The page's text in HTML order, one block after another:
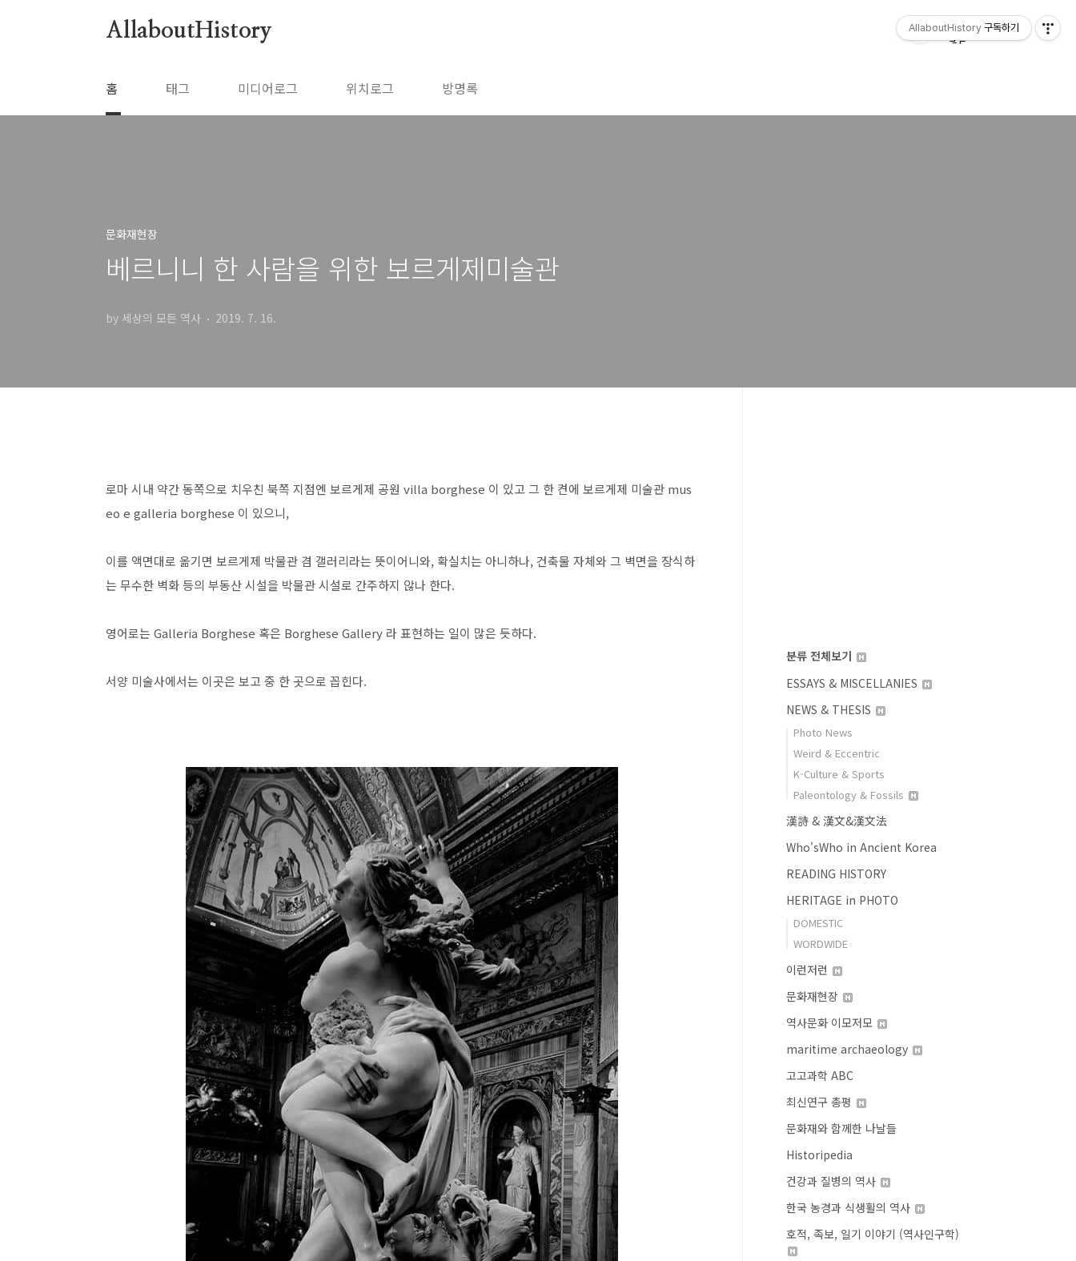
AllaboutHistory
홈 태그 미디어로그 위치로그 방명록
문화재현장
베르니니 한 사람을 위한 보르게제미술관
by 세상의 모든 역사 2019. 7. 16.
로마 시내 약간 동쪽으로 치우친 북쪽 지점엔 보르게제 공원 villa borghese 이 있고 그 한 켠에 보르게제 미술관 mus
eo e galleria borghese 이 있으니,
이를 액면대로 옮기면 보르게제 박물관 겸 갤러리라는 뜻이어니와, 확실치는 아니하나, 건축물 자체와 그 벽면을 장식하
는 무수한 벽화 등의 부동산 시설을 박물관 시설로 간주하지 않나 한다.
영어로는 Galleria Borghese 혹은 Borghese Gallery 라 표현하는 일이 많은 듯하다.
서양 미술사에서는 이곳은 보고 중 한 곳으로 꼽힌다.
분류 전체보기
ESSAYS & MISCELLANIES
NEWS & THESIS
Photo News
Weird & Eccentric
K-Culture & Sports
Paleontology & Fossils
漢詩 & 漢文&漢文法
Who'sWho in Ancient Korea
READING HISTORY
HERITAGE in PHOTO
DOMESTIC
WORDWIDE
이런저런
문화재현장
역사문화 이모저모
maritime archaeology
고고과학 ABC
최신연구 총평
문화재와 함께한 나날들
Historipedia
건강과 질병의 역사
한국 농경과 식생활의 역사
호적, 족보, 일기 이야기 (역사인구학)
AllaboutHistory 구독하기